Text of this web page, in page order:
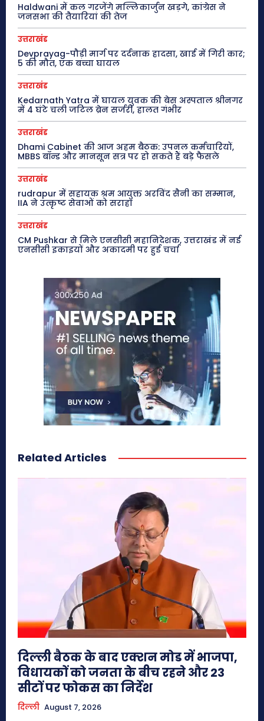
Haldwani में कल गरजेंगे मल्लिकार्जुन खड़गे, कांग्रेस ने
जनसभा की तैयारियां की तेज
उत्तराखंड
Devprayag-पौड़ी मार्ग पर दर्दनाक हादसा, खाई में गिरी कार;
5 की मौत, एक बच्चा घायल
उत्तराखंड
Kedarnath Yatra में घायल युवक की बेस अस्पताल श्रीनगर
में 4 घंटे चली जटिल ब्रेन सर्जरी, हालत गंभीर
उत्तराखंड
Dhami Cabinet की आज अहम बैठक: उपनल कर्मचारियों,
MBBS बॉन्ड और मानसून सत्र पर हो सकते हैं बड़े फैसले
उत्तराखंड
rudrapur में सहायक श्रम आयुक्त अरविंद सैनी का सम्मान,
IIA ने उत्कृष्ट सेवाओं को सराहा
उत्तराखंड
CM Pushkar से मिले एनसीसी महानिदेशक, उत्तराखंड में नई
एनसीसी इकाइयों और अकादमी पर हुई चर्चा
Related Articles
दिल्ली बैठक के बाद एक्शन मोड में भाजपा,
विधायकों को जनता के बीच रहने और 23
सीटों पर फोकस का निर्देश
दिल्ली August 7, 2026